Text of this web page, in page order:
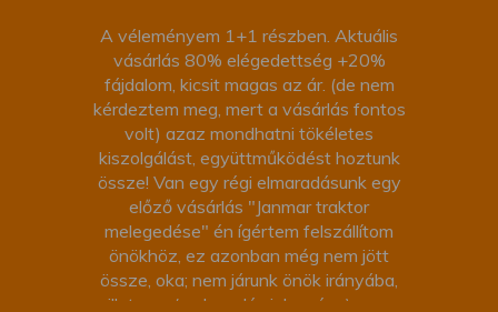
A véleményem 1+1 részben. Aktuális
vásárlás 80% elégedettség +20%
fájdalom, kicsit magas az ár. (de nem
kérdeztem meg, mert a vásárlás fontos
volt) azaz mondhatni tökéletes
kiszolgálást, együttműködést hoztunk
össze! Van egy régi elmaradásunk egy
előző vásárlás "Janmar traktor
melegedése" én ígértem felszállítom
önökhöz, ez azonban még nem jött
össze, oka; nem járunk önök irányába,
illetve a (melegedés jelensége) nem